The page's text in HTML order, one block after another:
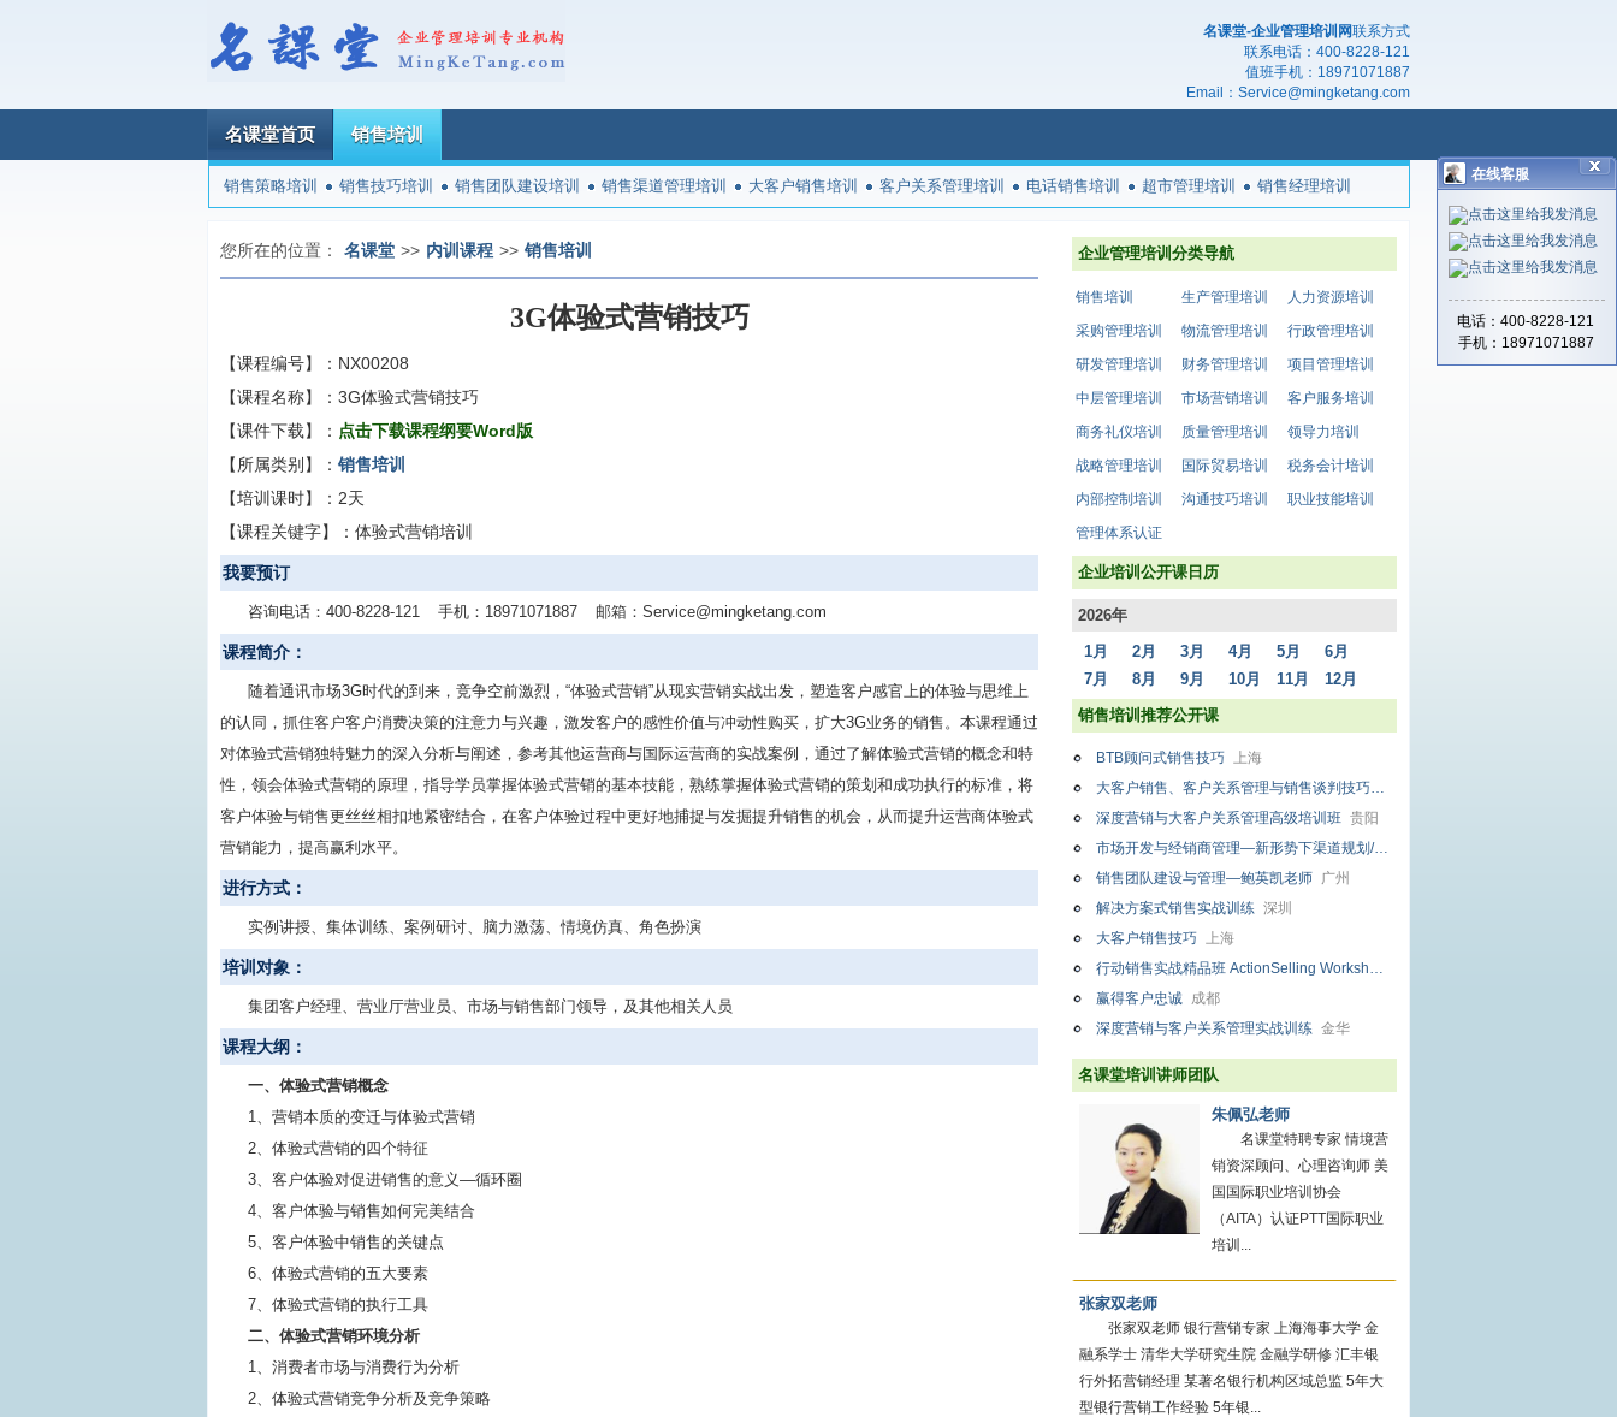
名课堂-企业管理培训网联系方式
联系电话： 400-8228-121
值班手机： 18971071887
Email： Service@mingketang.com
名课堂首页 销售培训
销售策略培训 销售技巧培训 销售团队建设培训 销售渠道管理培训 大客户销售培训 客户关系管理培训 电话销售培训 超市管理培训 销售经理培训
您所在的位置： 名课堂 >> 内训课程 >> 销售培训
3G体验式营销技巧
【课程编号】： NX00208
【课程名称】： 3G体验式营销技巧
【课件下载】： 点击下载课程纲要Word版
【所属类别】： 销售培训
【培训课时】： 2天
【课程关键字】： 体验式营销培训
我要预订
咨询电话：400-8228-121 手机： 18971071887 邮箱：Service@mingketang.com
课程简介：
随着通讯市场3G时代的到来，竞争空前激烈，“体验式营销”从现实营销实战出发，塑造客户感官上的体验与思维上
的认同，抓住客户客户消费决策的注意力与兴趣，激发客户的感性价值与冲动性购买，扩大3G业务的销售。本课程通过
对体验式营销独特魅力的深入分析与阐述，参考其他运营商与国际运营商的实战案例，通过了解体验式营销的概念和特
性，领会体验式营销的原理，指导学员掌握体验式营销的基本技能，熟练掌握体验式营销的策划和成功执行的标准，将
客户体验与销售更丝丝相扣地紧密结合，在客户体验过程中更好地捕捉与发掘提升销售的机会，从而提升运营商体验式
营销能力，提高赢利水平。
进行方式：
实例讲授、集体训练、案例研讨、脑力激荡、情境仿真、角色扮演
培训对象：
集团客户经理、营业厅营业员、市场与销售部门领导，及其他相关人员
课程大纲：
一、体验式营销概念
1、营销本质的变迁与体验式营销
2、体验式营销的四个特征
3、客户体验对促进销售的意义—循环圈
4、客户体验与销售如何完美结合
5、客户体验中销售的关键点
6、体验式营销的五大要素
7、体验式营销的执行工具
二、体验式营销环境分析
1、消费者市场与消费行为分析
2、体验式营销竞争分析及竞争策略
企业管理培训分类导航
销售培训 生产管理培训
人力资源培训
采购管理培训
物流管理培训
行政管理培训
研发管理培训
财务管理培训
项目管理培训
中层管理培训
市场营销培训
客户服务培训
商务礼仪培训
质量管理培训
领导力培训
战略管理培训
国际贸易培训
税务会计培训
内部控制培训
沟通技巧培训
职业技能培训
管理体系认证
企业培训公开课日历
2026年
1月
2月 3月 4月 5月
6月
7月
8月 9月 10月 11月
12月
销售培训推荐公开课
BTB顾问式销售技巧 上海
大客户销售、客户关系管理与销售谈判技巧实战特训营
深度营销与大客户关系管理高级培训班 贵阳
市场开发与经销商管理—新形势下渠道规划/招商/培育/掌控/评估/调整23道难题解码术
销售团队建设与管理—鲍英凯老师 广州
解决方案式销售实战训练 深圳
大客户销售技巧 上海
行动销售实战精品班 ActionSelling Workshop
赢得客户忠诚 成都
深度营销与客户关系管理实战训练 金华
名课堂培训讲师团队
朱佩弘老师
名课堂特聘专家 情境营
销资深顾问、心理咨询师 美
国国际职业培训协会
（AITA）认证PTT国际职业
培训...
张家双老师
张家双老师 银行营销专家 上海海事大学 金
融系学士 清华大学研究生院 金融学研修 汇丰银
行外拓营销经理 某著名银行机构区域总监 5年大
型银行营销工作经验 5年银...
在线客服
电话：400-8228-121
手机：18971071887